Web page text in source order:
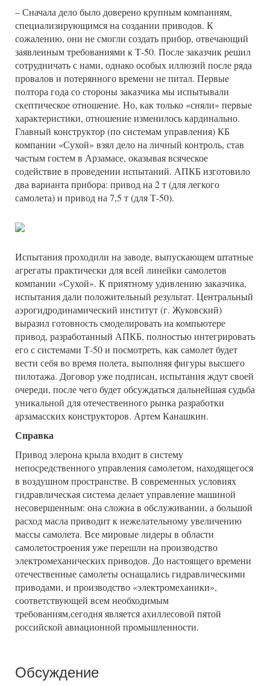
– Сначала дело было доверено крупным компаниям,
специализирующимся на создании приводов. К
сожалению, они не смогли создать прибор, отвечающий
заявленным требованиями к Т-50. После заказчик решил
сотрудничать с нами, однако особых иллюзий после ряда
провалов и потерянного времени не питал. Первые
полтора года со стороны заказчика мы испытывали
скептическое отношение. Но, как только «сняли» первые
характеристики, отношение изменилось кардинально.
Главный конструктор (по системам управления) КБ
компании «Сухой» взял дело на личный контроль, став
частым гостем в Арзамасе, оказывая всяческое
содействие в проведении испытаний. АПКБ изготовило
два варианта прибора: привод на 2 т (для легкого
самолета) и привод на 7,5 т (для Т-50).
Испытания проходили на заводе, выпускающем штатные
агрегаты практически для всей линейки самолетов
компании «Сухой». К приятному удивлению заказчика,
испытания дали положительный результат. Центральный
аэрогидродинамический институт (г. Жуковский)
выразил готовность смоделировать на компьютере
привод, разработанный АПКБ, полностью интегрировать
его с системами Т-50 и посмотреть, как самолет будет
вести себя во время полета, выполняя фигуры высшего
пилотажа. Договор уже подписан, испытания ждут своей
очереди, после чего будет обсуждаться дальнейшая судьба
уникальной для отечественного рынка разработки
арзамасских конструкторов. Артем Канашкин.
Справка
Привод элерона крыла входит в систему
непосредственного управления самолетом, находящегося
в воздушном пространстве. В современных условиях
гидравлическая система делает управление машиной
несовершенным: она сложна в обслуживании, а большой
расход масла приводит к нежелательному увеличению
массы самолета. Все мировые лидеры в области
самолетостроения уже перешли на производство
электромеханических приводов. До настоящего времени
отечественные самолеты оснащались гидравлическими
приводами, и производство «электромеханики»,
соответствующей всем необходимым
требованиям,сегодня является ахиллесовой пятой
российской авиационной промышленности.
Обсуждение